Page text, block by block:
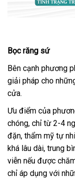
Bọc răng sứ
Bên cạnh phương
giải pháp cho
cửa.
Ưu điểm của
chóng, chỉ từ 2-4
đặn, thẩm mỹ tự
khá lâu dài, trung
viễn nếu được
chỉ áp dụng với